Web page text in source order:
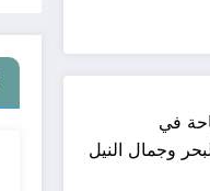
في
وجمال النيل